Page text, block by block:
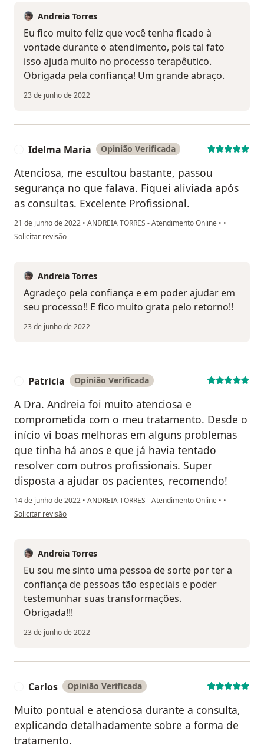
Andreia Torres
Eu fico muito feliz que você tenha ficado à
vontade durante o atendimento, pois tal fato
isso ajuda muito no processo terapêutico.
Obrigada pela confiança! Um grande abraço.
23 de junho de 2022
Idelma Maria Opinião Verificada
Atenciosa, me escultou bastante, passou
segurança no que falava. Fiquei aliviada após
as consultas. Excelente Profissional.
21 de junho de 2022 • ANDREIA TORRES - Atendimento Online • •
na opinião do utilizador Idelma Maria
Solicitar revisão
Andreia Torres
Agradeço pela confiança e em poder ajudar em
seu processo!! E fico muito grata pelo retorno!!
23 de junho de 2022
Patricia Opinião Verificada
A Dra. Andreia foi muito atenciosa e
comprometida com o meu tratamento. Desde o
início vi boas melhoras em alguns problemas
que tinha há anos e que já havia tentado
resolver com outros profissionais. Super
disposta a ajudar os pacientes, recomendo!
14 de junho de 2022 • ANDREIA TORRES - Atendimento Online • •
na opinião do utilizador Patricia
Solicitar revisão
Andreia Torres
Eu sou me sinto uma pessoa de sorte por ter a
confiança de pessoas tão especiais e poder
testemunhar suas transformações.
Obrigada!!!
23 de junho de 2022
Carlos Opinião Verificada
Muito pontual e atenciosa durante a consulta,
explicando detalhadamente sobre a forma de
tratamento.